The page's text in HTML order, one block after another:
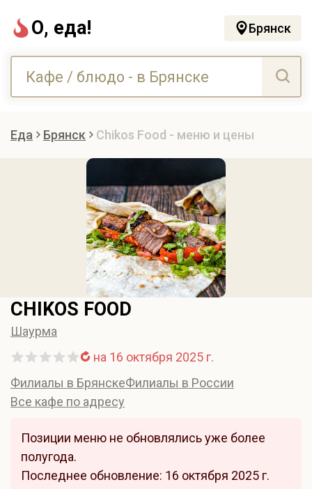
О, еда! Брянск
Еда Брянск Chikos Food - меню и цены
CHIKOS FOOD
Шаурма
на 16 октября 2025 г.
Филиалы в БрянскеФилиалы в России
Все кафе по адресу
Позиции меню не обновлялись уже более
полугода.
Последнее обновление: 16 октября 2025 г.